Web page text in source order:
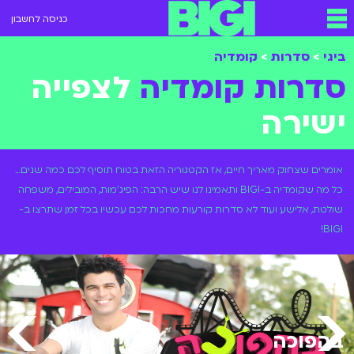
כניסה לחשבון
ביגי > סדרות > קומדיה
סדרות קומדיה לצפייה
ישירה
אומרים שצחוק מאריך חיים, אז הקטגוריה הזאת בטוח תוסיף לכם כמה שנים…
כל מה שקומדיה ב-BIGI ותאמינו לנו שיש הרבה: הפיג'מות, המובילים, משפחה
שולטת, אלישע ועוד לא סדרות קורעות מחכות לכם עכשיו בכל זמן שתרצו ב-
BIGI!
בהפוכה